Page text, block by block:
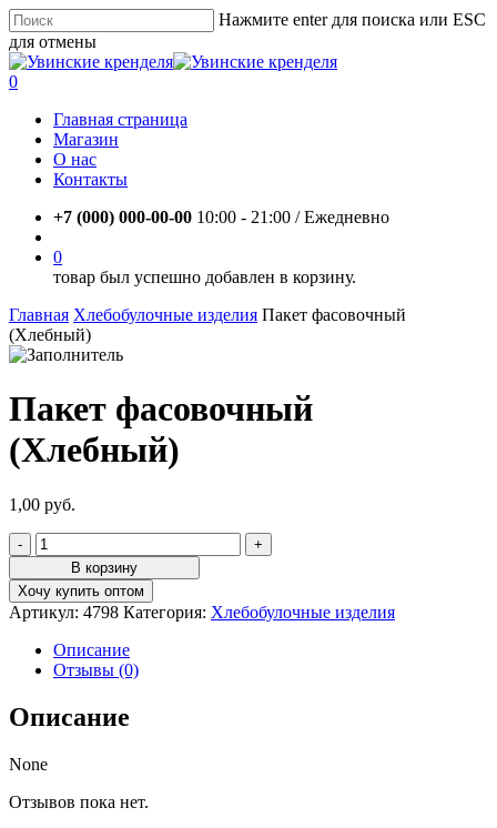
Skip
to
main
content
Нажмите enter для поиска или ESC
для отмены
Close
Search
account
0
Главная страница
Магазин
О нас
Контакты
+7 (000) 000-00-00 10:00 - 21:00 / Eжедневно
0
товар был успешно добавлен в корзину.
Главная Хлебобулочные изделия Пакет фасовочный
(Хлебный)
Пакет фасовочный
(Хлебный)
1,00 руб.
Количество
товара
Пакет
фасовочный
(Хлебный)
В корзину
Хочу купить оптом
Артикул: 4798 Категория: Хлебобулочные изделия
Описание
Отзывы (0)
Описание
None
Отзывов пока нет.